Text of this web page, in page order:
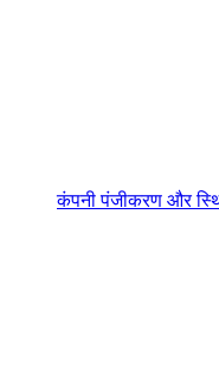
कंपनी पंजीकरण और